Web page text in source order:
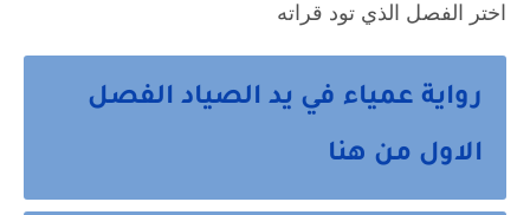
اختر الفصل الذي تود قراته
رواية عمياء في يد الصياد الفصل
الاول من هنا